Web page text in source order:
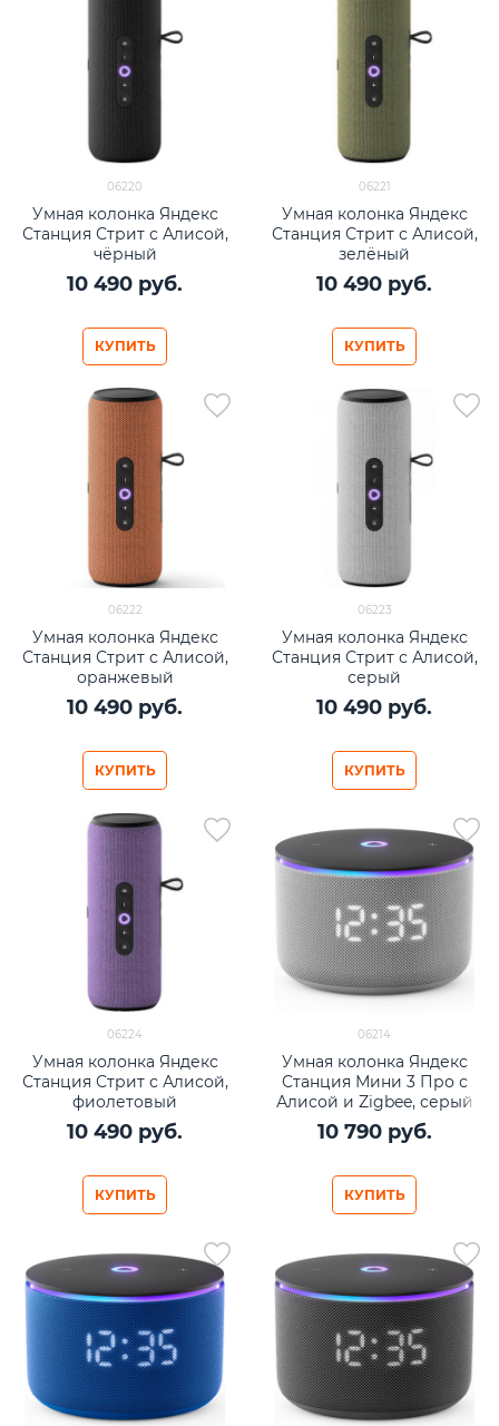
06220
Умная колонка Яндекс
Станция Стрит с Алисой,
чёрный
10 490 руб.
КУПИТЬ
06221
Умная колонка Яндекс
Станция Стрит с Алисой,
зелёный
10 490 руб.
КУПИТЬ
06222
Умная колонка Яндекс
Станция Стрит с Алисой,
оранжевый
10 490 руб.
КУПИТЬ
06223
Умная колонка Яндекс
Станция Стрит с Алисой,
серый
10 490 руб.
КУПИТЬ
06224
Умная колонка Яндекс
Станция Стрит с Алисой,
фиолетовый
10 490 руб.
КУПИТЬ
06214
Умная колонка Яндекс
Станция Мини 3 Про с
Алисой и Zigbee, серый
10 790 руб.
КУПИТЬ